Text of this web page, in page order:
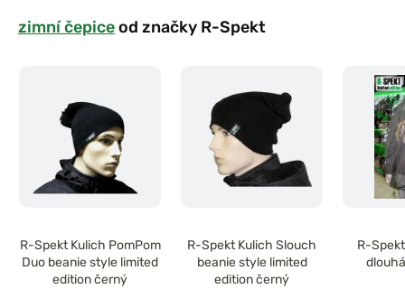
zimní čepiceod značky R-Spekt
R-Spekt Kulich PomPom
Duo beanie style limited
edition černý
R-Spekt Kulich Slouch
beanie style limited
edition černý
R-